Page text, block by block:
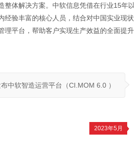
整体解决方案。中软信息凭借在行业15年
经验丰富的核心人员，结合对中国实业现
理平台，帮助客户实现生产效益的全面提
中软智造运营平台（CI.MOM 6.0 ）
2023年5月